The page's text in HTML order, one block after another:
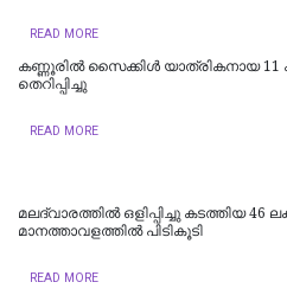
READ MORE
കണ്ണൂരിൽ സൈക്കിൾ യാത്രികനായ
തെറിപ്പിച്ചു
READ MORE
മലദ്വാരത്തിൽ ഒളിപ്പിച്ചു കടത്തിയ
മാ​ന​ത്താ​വ​ള​ത്തി​ൽ പി​ടി​കൂ​ടി
READ MORE